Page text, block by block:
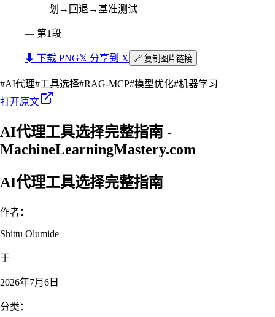
划→回退→基准测试
— 第1段
⬇︎ 下载 PNG𝕏 分享到 X 🔗 复制图片链接
#AI代理#工具选择#RAG-MCP#模型优化#机器学习
打开原文
AI代理工具选择完整指南 -
MachineLearningMastery.com
AI代理工具选择完整指南
作者：
Shittu Olumide
于
2026年7月6日
分类：